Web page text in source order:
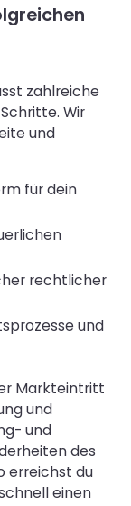
zahlreiche
Wir
und
für dein
rechtlicher
und
Markteintritt
und
und
des
erreichst du
einen